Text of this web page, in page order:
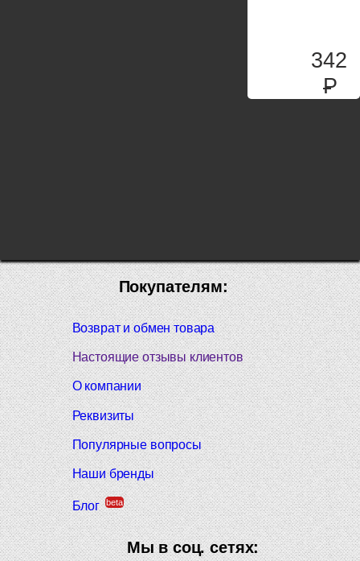
342
P
Покупателям:
Возврат и обмен товара
Настоящие отзывы клиентов
О компании
Реквизиты
Популярные вопросы
Наши бренды
Блог beta
Мы в соц. сетях: